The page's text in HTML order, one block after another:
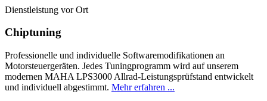
Dienstleistung vor Ort
Chiptuning
Professionelle und individuelle Softwaremodifikationen an
Motorsteuergeräten. Jedes Tuningprogramm wird auf unserem
modernen MAHA LPS3000 Allrad-Leistungsprüfstand entwickelt
und individuell abgestimmt. Mehr erfahren ...